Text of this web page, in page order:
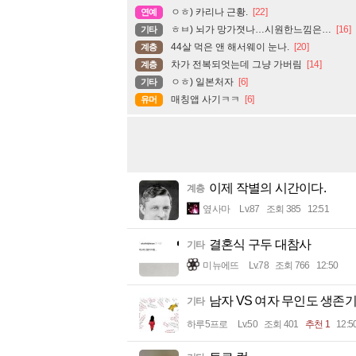
연예 ㅇㅎ) 카리나 근황. [22]
기타 ㅎㅂ) 뇌가 망가졋나…시원한느낌은… [16]
계층 44살 먹은 앤 해서웨이 눈나. [20]
계층 차가 전복되엇는데 그냥 가버림 [14]
기타 ㅇㅎ) 일본처자 [6]
유머 매칭앱 사기ㅋㅋ [6]
계층 이제 작별의 시간이다.
옆사마 Lv.87 조회 385 12:51
기타 결혼식 구두 대참사
미뉴에뜨 Lv.78 조회 766 12:50
기타 남자 VS 여자 무인도 생존기
하루5프로 Lv.50 조회 401 추천 1